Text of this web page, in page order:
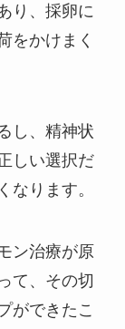
り、採卵に
をかけまく
し、精神状
しい選択だ
なります。
ン治療が原
て、その切
ができたこ